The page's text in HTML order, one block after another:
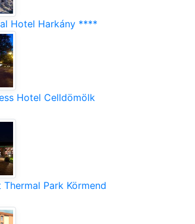
Hotel Harkány ****
Hotel Celldömölk
Park Körmend